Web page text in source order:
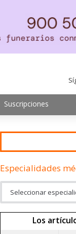
Suscripciones
Especialidades
Los